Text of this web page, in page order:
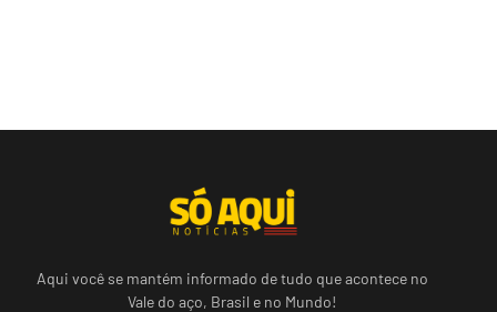
Aqui você se mantém informado de tudo que acontece no
Vale do aço, Brasil e no Mundo!